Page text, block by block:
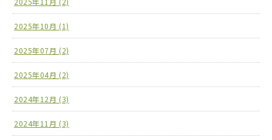
2025年10月 (1)
2025年07月 (2)
2025年04月 (2)
2024年12月 (3)
2024年11月 (3)